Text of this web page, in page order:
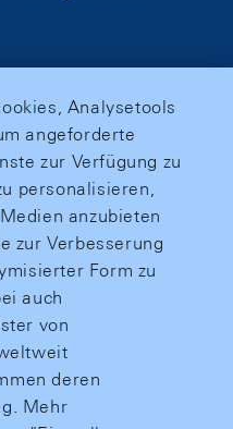
Analysetools
angeforderte
zur Verfügung zu
personalisieren,
anzubieten
zur Verbesserung
Form zu
auch
von
deren
Mehr